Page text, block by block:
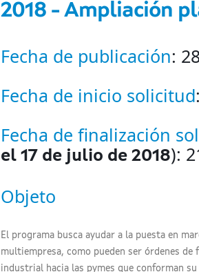
2018 - Ampliación
Fecha de publicación:
Fecha de inicio solicitud
Fecha de finalización
el 17 de julio de 2018):
Objeto
El programa busca ayudar a la puesta en
multiempresa, como pueden ser órdenes
industrial hacia las pymes que conforman